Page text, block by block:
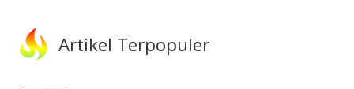
Artikel Terpopuler